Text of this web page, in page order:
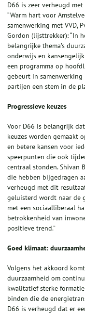
D66 is zeer verheugd
“Warm hart voor
samenwerking met VVD,
Gordon (lijsttrekker): “In
belangrijke thema’s
onderwijs en
een programma op
gebeurt in samenwerking
partijen een stem in de
Progressieve keuzes
Voor D66 is belangrijk
keuzes worden gemaakt
en betere kansen voor
speerpunten die ook
centraal stonden. Shivan
die hebben bijgedragen
verheugd met dit
geluisterd wordt naar de
met een sociaalliberaal
betrokkenheid van
positieve trend.”
Goed klimaat:
Volgens het akkoord
duurzaamheid om
kwalitatief sterke
binden die de
D66 is verheugd dat er